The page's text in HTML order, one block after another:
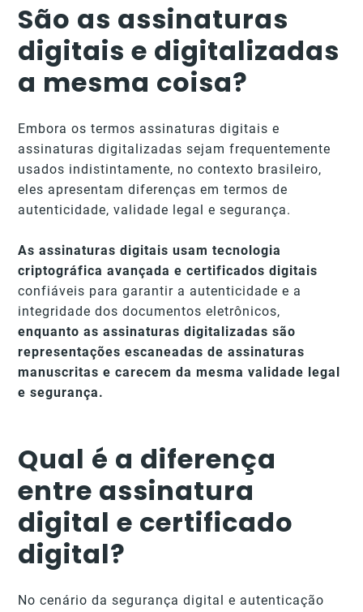
São as assinaturas
digitais e digitalizadas
a mesma coisa?
Embora os termos assinaturas digitais e
assinaturas digitalizadas sejam frequentemente
usados indistintamente, no contexto brasileiro,
eles apresentam diferenças em termos de
autenticidade, validade legal e segurança.
As assinaturas digitais usam tecnologia
criptográfica avançada e certificados digitais
confiáveis para garantir a autenticidade e a
integridade dos documentos eletrônicos,
enquanto as assinaturas digitalizadas são
representações escaneadas de assinaturas
manuscritas e carecem da mesma validade legal
e segurança.
Qual é a diferença
entre assinatura
digital e certificado
digital?
No cenário da segurança digital e autenticação